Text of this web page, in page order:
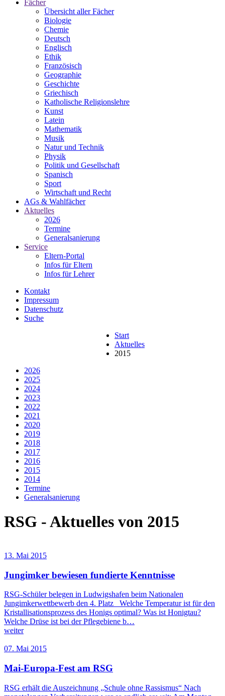
Fächer
Übersicht aller Fächer
Biologie
Chemie
Deutsch
Englisch
Ethik
Französisch
Geographie
Geschichte
Griechisch
Katholische Religionslehre
Kunst
Latein
Mathematik
Musik
Natur und Technik
Physik
Politik und Gesellschaft
Spanisch
Sport
Wirtschaft und Recht
AGs & Wahlfächer
Aktuelles
2026
Termine
Generalsanierung
Service
Eltern-Portal
Infos für Eltern
Infos für Lehrer
Kontakt
Impressum
Datenschutz
Suche
Start
Aktuelles
2015
2026
2025
2024
2023
2022
2021
2020
2019
2018
2017
2016
2015
2014
Termine
Generalsanierung
RSG - Aktuelles von 2015
13. Mai 2015
Jungimker bewiesen fundierte Kenntnisse
RSG-Schüler belegen in Ludwigshafen beim Nationalen
Jungimkerwettbewerb den 4. Platz Welche Temperatur ist für den
Kristallisationsprozess des Honigs optimal? Was ist Honigtau?
Welche Drüse ist bei der Pflegebiene b…
weiter
07. Mai 2015
Mai-Europa-Fest am RSG
RSG erhält die Auszeichnung „Schule ohne Rassismus“ Nach